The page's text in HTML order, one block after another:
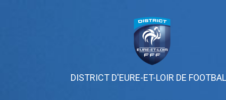
DISTRICT D'EURE-ET-LOIR DE